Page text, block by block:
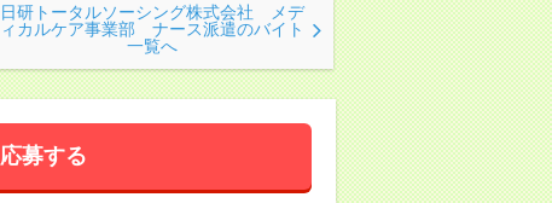
日研トータルソーシング株式会社 メデ
ィカルケア事業部 ナース派遣のバイト
一覧へ
応募する